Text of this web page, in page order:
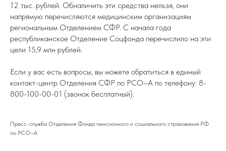
12 тыс. рублей. Обналичить эти средства нельзя, они
напрямую перечисляются медицинским организациям
региональным Отделением СФР. С начала года
республиканское Отделение Соцфонда перечислило на эти
цели 15,9 млн рублей.
Если у вас есть вопросы, вы можете обратиться в единый
контакт-центр Отделения СФР по РСО–А по телефону: 8-
800-100-00-01 (звонок бесплатный).
Пресс-служба Отделения Фонда пенсионного и социального страхования РФ
по РСО–А